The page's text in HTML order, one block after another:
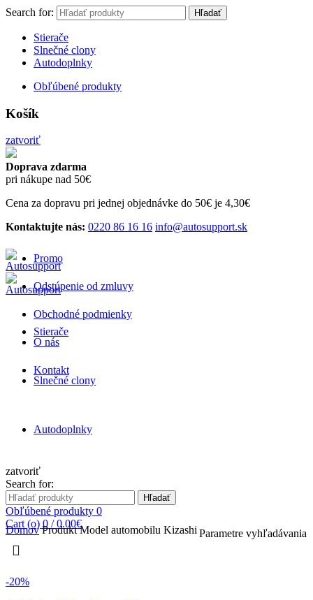
Search for: Hľadať
Stierače
Slnečné clony
Autodoplnky
Obľúbené produkty
Košík
zatvoriť
Doprava zdarma
pri nákupe nad 50€
Cena za dopravu pri jednej objednávke do 50€ je 4,30€
Kontaktujte nás: 0220 86 16 16 info@autosupport.sk
Promo
Odstúpenie od zmluvy
Obchodné podmienky
O nás
Kontakt
Stierače
Slnečné clony
Autodoplnky
zatvoriť
Search for:
Hľadať
Obľúbené produkty 0
Cart (o) 0 / 0.00€
DomovProdukt Model automobilu KizashiParametre vyhľadávania
-20%